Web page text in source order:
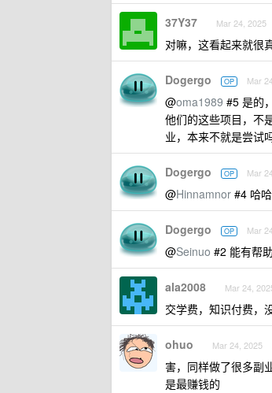
37Y37 Mar 24, 2025
对嘛，这看起来就很
Dogergo OP Mar
@oma1989 #5 是的
他们的这些项目，不
业，本来不就是尝试
Dogergo OP Mar
@Hinnamnor #4 哈
Dogergo OP Mar
@Seinuo #2 能有帮
ala2008 Mar 24,
交学费，知识付费，
ohuo Mar 24, 2025
害，同样做了很多副
是最赚钱的